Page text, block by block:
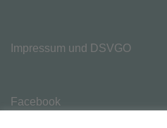
Impressum und DSVGO
Facebook